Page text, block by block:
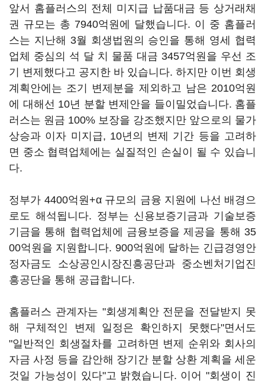
앞서 홈플러스의 전체 미지급 납품대금 등 상거래채
권 규모는 총 7940억원에 달했습니다. 이 중 홈플러
스는 지난해 3월 회생법원의 승인을 통해 영세 협력
업체 중심의 석 달 치 물품 대금 3457억원을 우선 조
기 변제했다고 공지한 바 있습니다. 하지만 이번 회생
계획안에는 조기 변제분을 제외하고 남은 2010억원
에 대해선 10년 분할 변제안을 들이밀었습니다. 홈플
러스는 원금 100% 보장을 강조했지만 앞으로의 물가
상승과 이자 미지급, 10년의 변제 기간 등을 고려하
면 중소 협력업체에는 실질적인 손실이 될 수 있습니
다.
정부가 4400억원+α 규모의 금융 지원에 나선 배경으
로도 해석됩니다. 정부는 신용보증기금과 기술보증
기금을 통해 협력업체에 금융보증을 제공을 통해 35
00억원을 지원합니다. 900억원에 달하는 긴급경영안
정자금도 소상공인시장진흥공단과 중소벤처기업진
흥공단을 통해 공급합니다.
홈플러스 관계자는 "회생계획안 전문을 전달받지 못
해 구체적인 변제 일정은 확인하지 못했다"면서도
"일반적인 회생절차를 고려하면 변제 순위와 회사의
자금 사정 등을 감안해 장기간 분할 상환 계획을 세운
것일 가능성이 있다"고 밝혔습니다. 이어 "회생이 진